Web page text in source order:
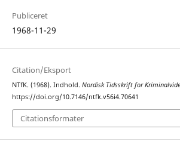
Publiceret
1968-11-29
Citation/Eksport
NTfK. (1968). Indhold. Nordisk Tidsskrift for
https://doi.org/10.7146/ntfk.v56i4.70641
Citationsformater